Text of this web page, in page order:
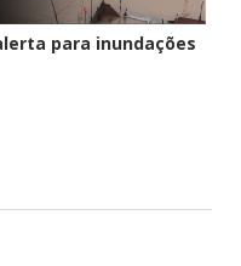
para inundações